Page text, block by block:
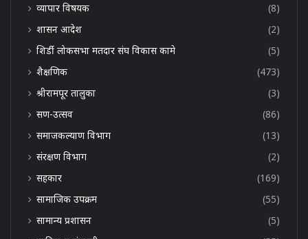
व्यापार विषयक
(8)
शासन आदेश
(2)
शिर्डी लोकसभा मतदार संघ विकास कामे
(5)
शैक्षणिक
(473)
श्रीरामपूर तालुका
(3)
सण-उत्सव
(86)
समाजकल्याण विभाग
(13)
संरक्षण विभाग
(2)
सहकार
(169)
सामाजिक उपक्रम
(55)
सामान्य प्रशासन
(5)